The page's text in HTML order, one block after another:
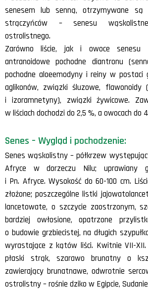
senesem lub senną, otrzymywane
strączyńców – senesu
ostrolistnego.
Zarówno liście, jak i owoce senesu
antranoidowe pochodne diantronu
pochodne aloeemodyny i reiny w postaci
aglikonów, związki śluzowe, flawonoidy
i izoramnetyny), związki żywicowe.
w liściach dochodzi do 2,5 %, a owocach do
Senes – Wygląd i pochodzenie:
Senes wąskolistny – półkrzew
Afryce w dorzeczu Nilu; uprawiany
i Pn. Afryce. Wysokość do 60-100 cm.
złożone; poszczególne listki
lancetowate, o szczycie zaostrzonym,
bardziej owłosione, opatrzone
o budowie grzbiecistej, na długich
wyrastające z kątów liści. Kwitnie VII-
płaski strąk, szarawo brunatny o
zawierający brunatnawe, odwrotnie
ostrolistny – rośnie dziko w Egipcie,